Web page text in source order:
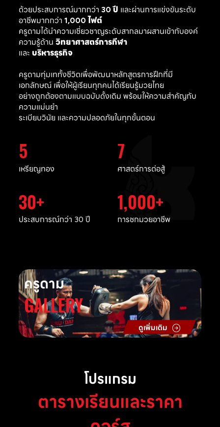
ด้วยประสบการณ์มากกว่า 30 ปี และผ่านการแข่งขันระดับ
อาชีพมากกว่า 1,000 ไฟต์
ครูดามได้นำความเชี่ยวชาญระดับสากลมาผสานเข้ากับองค์
ความรู้ด้าน วิทยาศาสตร์การกีฬา
และ บริหารธุรกิจ
ครูดามทุ่มเททั้งชีวิตเพื่อพัฒนาหลักสูตรการฝึกที่มี
เอกลักษณ์ เพื่อให้ผู้เรียนทุกคนได้เรียนรู้มวยไทย
อย่างถูกต้องตามแบบฉบับดั้งเดิม พร้อมให้ความสำคัญกับ
ความแม่นยำ
ระเบียบวินัย และความปลอดภัยในทุกขั้นตอน
5
เหรียญทอง
7
ศาสตร์การต่อสู้
30
ประสบการณ์กว่า 30 ปี
1,000
การชกมวยอาชีพ
ครูดาม
GALLERY
ดูเพิ่มเติม
โปรแกรม
ตารางเรียนและราคา